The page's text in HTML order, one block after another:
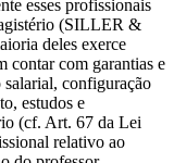
esses profissionais
(SILLER &
deles exerce
contar com garantias e
salarial, configuração
estudos e
(cf. Art. 67 da Lei
relativo ao